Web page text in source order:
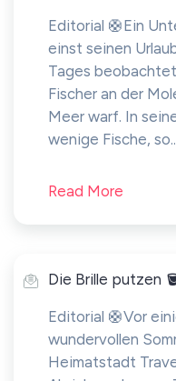
Editorial 🛟Ein
einst seinen
Tages
Fischer an der
Meer warf. In
wenige Fische,
Read More
Die Brille putzen
Editorial 🛟Vor
wundervollen
Heimatstadt